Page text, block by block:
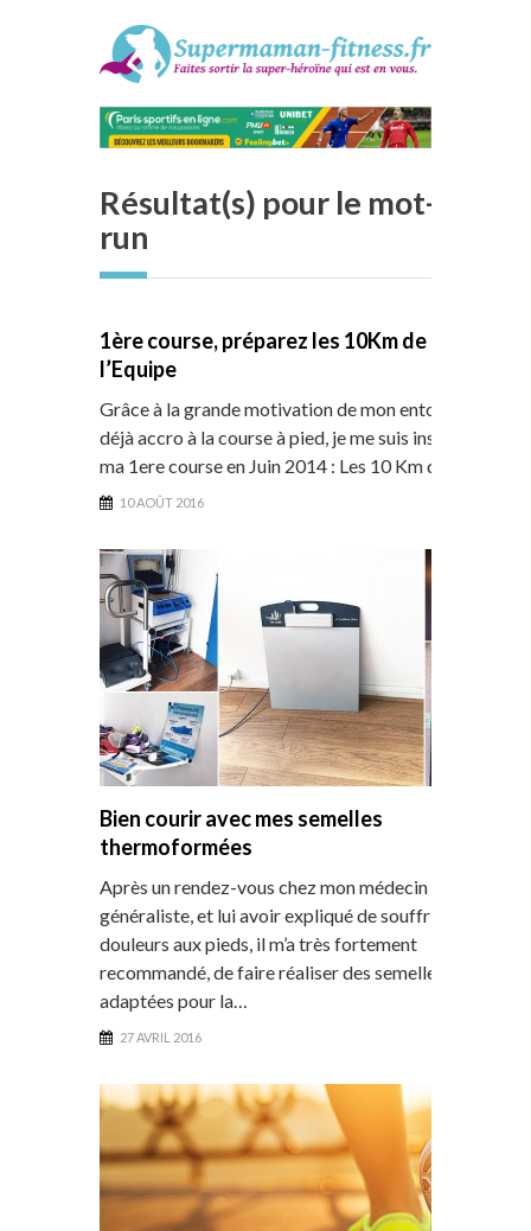
Résultat(s) pour le mot-clé :
run
1ère course, préparez les 10Km de
l’Equipe
Grâce à la grande motivation de mon entourage
déjà accro à la course à pied, je me suis inscrite à
ma 1ere course en Juin 2014 : Les 10 Km de…
10 AOÛT 2016
Bien courir avec mes semelles
thermoformées
Après un rendez-vous chez mon médecin
généraliste, et lui avoir expliqué de souffrir de
douleurs aux pieds, il m’a très fortement
recommandé, de faire réaliser des semelles
adaptées pour la…
27 AVRIL 2016